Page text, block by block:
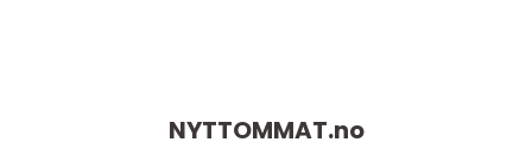
NYTTOMMAT.no